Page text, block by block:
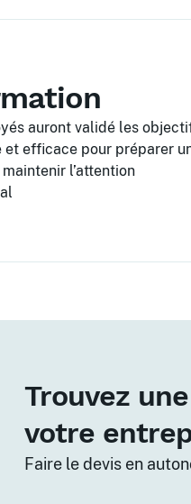
auront validé les
efficace pour préparer
l’attention
Trouvez
votre
Faire le devis en